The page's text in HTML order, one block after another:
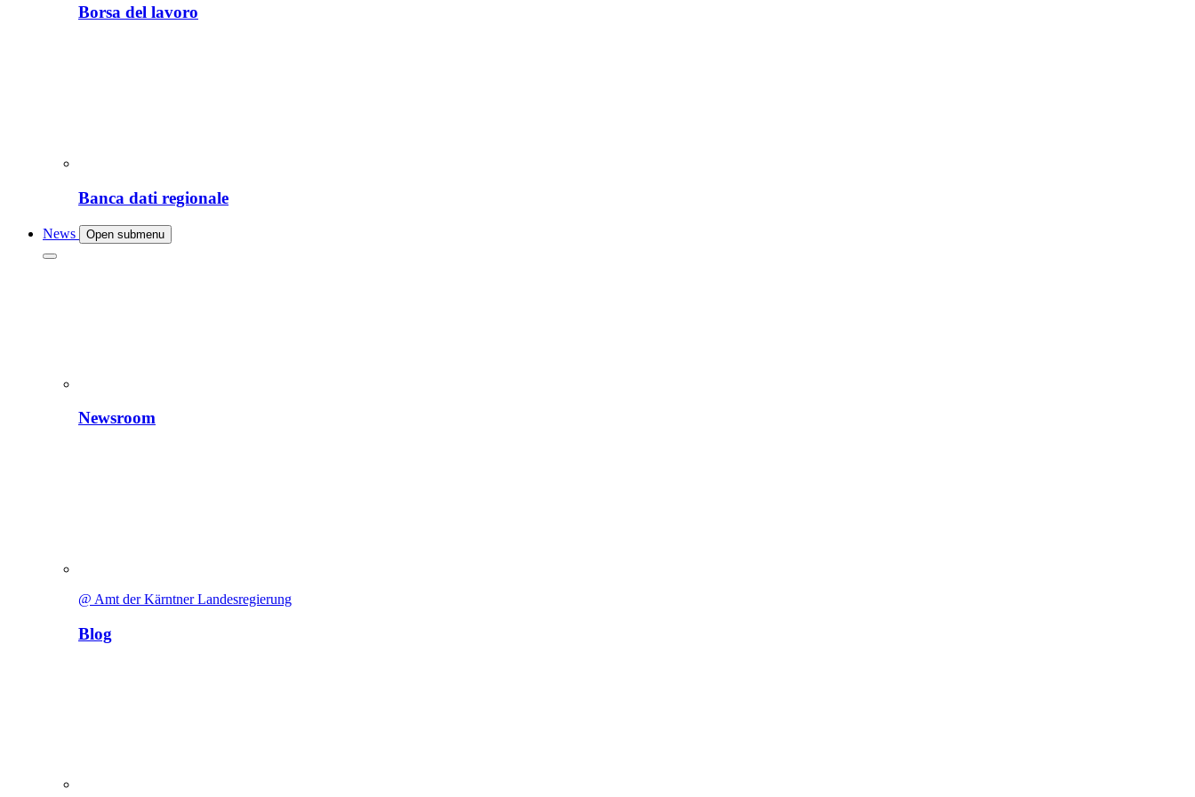
Borsa del lavoro
Banca dati regionale
News Open submenu
Newsroom
@ Amt der Kärntner Landesregierung
Blog